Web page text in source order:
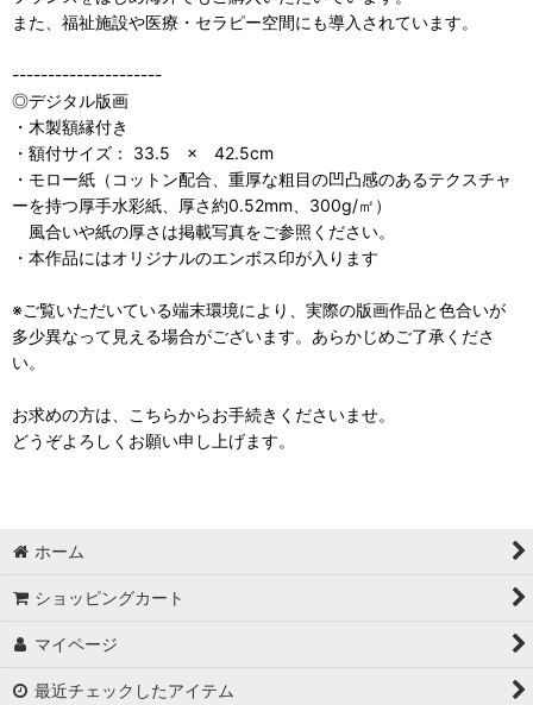
また、福祉施設や医療・セラピー空間にも導入されています。
---------------------
◎デジタル版画
・木製額縁付き
・額付サイズ： 33.5 × 42.5cm
・モロー紙（コットン配合、重厚な粗目の凹凸感のあるテクスチャ
ーを持つ厚手水彩紙、厚さ約0.52mm、300g/㎡）
風合いや紙の厚さは掲載写真をご参照ください。
・本作品にはオリジナルのエンボス印が入ります
※ご覧いただいている端末環境により、実際の版画作品と色合いが
多少異なって見える場合がございます。あらかじめご了承くださ
い。
お求めの方は、こちらからお手続きくださいませ。
どうぞよろしくお願い申し上げます。
ホーム
ショッピングカート
マイページ
最近チェックしたアイテム